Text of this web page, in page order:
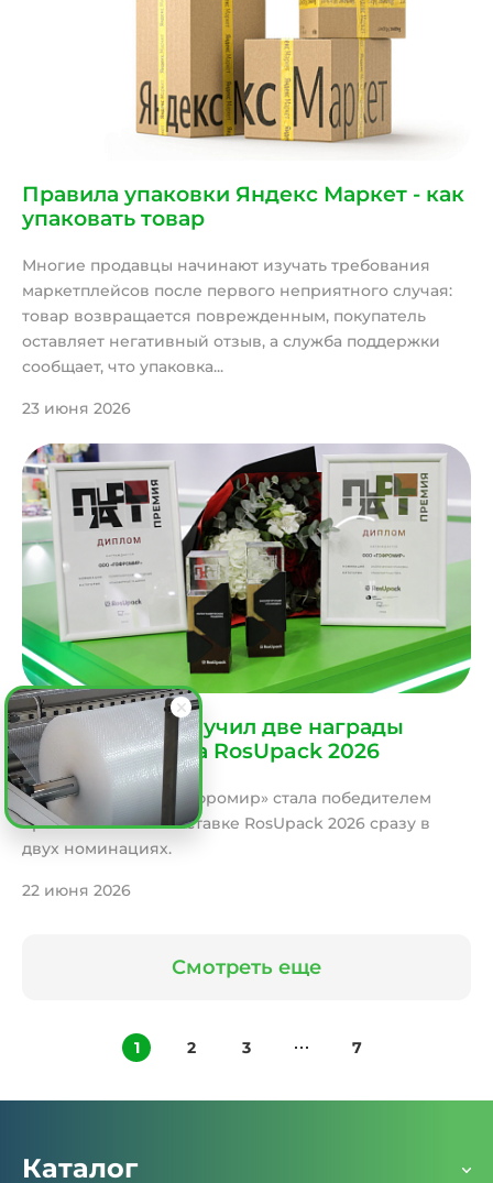
Правила упаковки Яндекс Маркет - как
упаковать товар
Многие продавцы начинают изучать требования
маркетплейсов после первого неприятного случая:
товар возвращается поврежденным, покупатель
оставляет негативный отзыв, а служба поддержки
сообщает, что упаковка...
23 июня 2026
«Гофромир» получил две награды
премии ПАРТ на RosUpack 2026
Группа компаний «Гофромир» стала победителем
премии ПАРТ на выставке RosUpack 2026 сразу в
двух номинациях.
22 июня 2026
Смотреть еще
1 2 3 7
Каталог